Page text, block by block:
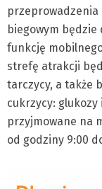
przeprowadzenia
biegowym będzie
funkcję
strefę atrakcji
tarczycy, a także
cukrzycy:
przyjmowane na
od godziny 9:00